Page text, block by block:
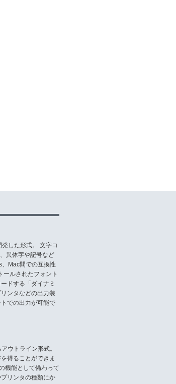
した形式。 文字コ
異体字や記号など
Mac間での互換性
ールされたフォント
ドする「ダイナミ
ンタなどの出力装
での出力が可能で
ウトライン形式。
得ることができま
機能として備わって
リンタの種類にか